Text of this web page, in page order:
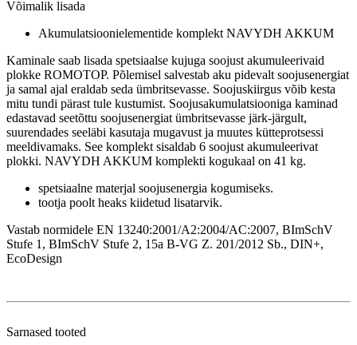
Võimalik lisada
Akumulatsioonielementide komplekt NAVYDH AKKUM
Kaminale saab lisada spetsiaalse kujuga soojust akumuleerivaid
plokke ROMOTOP. Põlemisel salvestab aku pidevalt soojusenergiat
ja samal ajal eraldab seda ümbritsevasse. Soojuskiirgus võib kesta
mitu tundi pärast tule kustumist. Soojusakumulatsiooniga kaminad
edastavad seetõttu soojusenergiat ümbritsevasse järk-järgult,
suurendades seeläbi kasutaja mugavust ja muutes kütteprotsessi
meeldivamaks. See komplekt sisaldab 6 soojust akumuleerivat
plokki. NAVYDH AKKUM komplekti kogukaal on 41 kg.
spetsiaalne materjal soojusenergia kogumiseks.
tootja poolt heaks kiidetud lisatarvik.
Vastab normidele EN 13240:2001/A2:2004/AC:2007, BImSchV
Stufe 1, BImSchV Stufe 2, 15a B-VG Z. 201/2012 Sb., DIN+,
EcoDesign
Sarnased tooted